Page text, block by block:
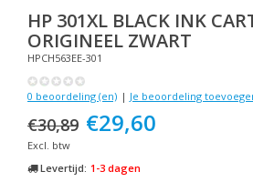
HP 301XL BLACK INK
ORIGINEEL ZWART
HPCH563EE-301
0 beoordeling (en) | Je beoordeling
€30,89 €29,60
Excl. btw
Levertijd: 1-3 dagen